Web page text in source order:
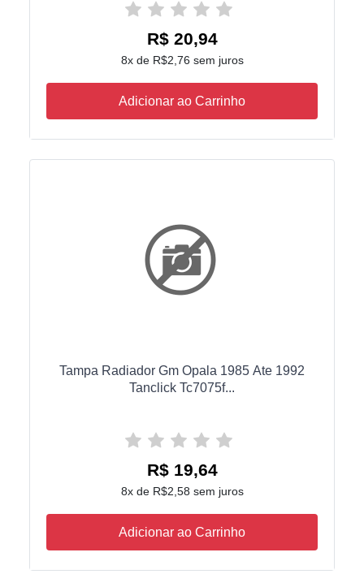
R$ 20,94
8x de R$2,76 sem juros
Adicionar ao Carrinho
Tampa Radiador Gm Opala 1985 Ate 1992
Tanclick Tc7075f...
R$ 19,64
8x de R$2,58 sem juros
Adicionar ao Carrinho